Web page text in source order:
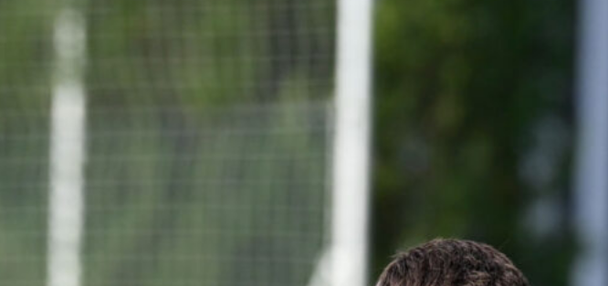
Juventus di Spalletti cede 2-1
all’Inter nel test di Perth